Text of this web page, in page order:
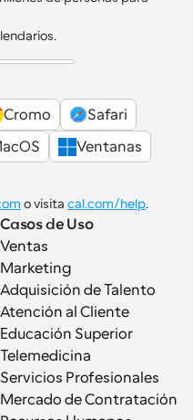
Cromo
Safari
Ventanas
o visita cal.com/help.
Casos de Uso
Ventas
Marketing
Adquisición de Talento
Atención al Cliente
Educación Superior
Telemedicina
Servicios Profesionales
Mercado de Contratación